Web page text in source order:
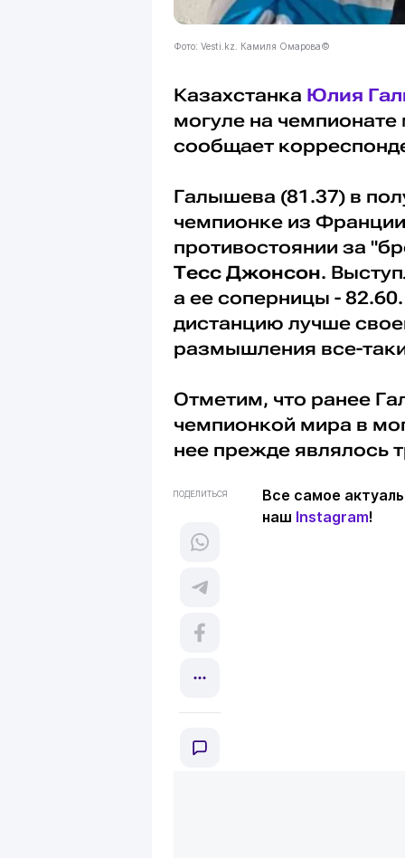
Фото: Vesti.kz. Камиля Омарова©
Казахстанка Юлия
могуле на
сообщает
Галышева (81.37) в
чемпионке из Франции
противостоянии за
Тесс Джонсон.
а ее соперницы -
дистанцию лучше
размышления все-
Отметим, что ранее
чемпионкой мира в
нее прежде являлось
ПОДЕЛИТЬСЯ
Все самое
наш Instagram!